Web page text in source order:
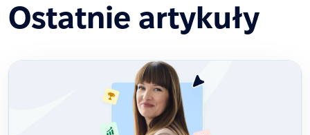
Ostatnie artykuły